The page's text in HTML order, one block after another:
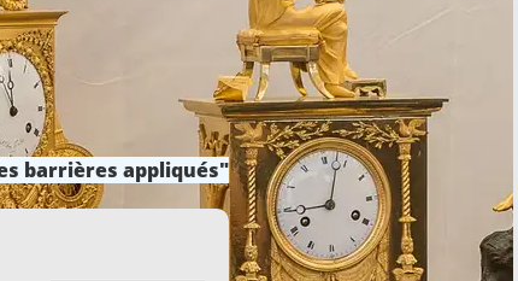
barrières appliqués"